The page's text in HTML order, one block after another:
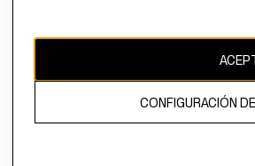
El contenido de esta página web está
CONFIGURACIÓN